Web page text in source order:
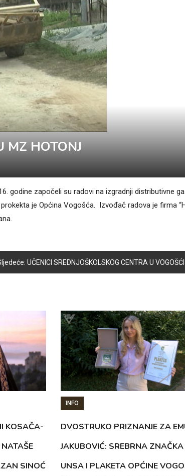
MZ HOTONJ
godine započeli su radovi na izgradnji distributivne
je Općina Vogošća. Izvođač radova je firma
UČENICI SREDNJOŠKOLSKOG CENTRA U VOGOŠĆI NA ZASLUŽENOM
KOSAČA-
SINOĆ
INFO
DVOSTRUKO PRIZNANJE ZA
JAKUBOVIĆ: SREBRNA ZNAČKA
UNSA I PLAKETA OPĆINE